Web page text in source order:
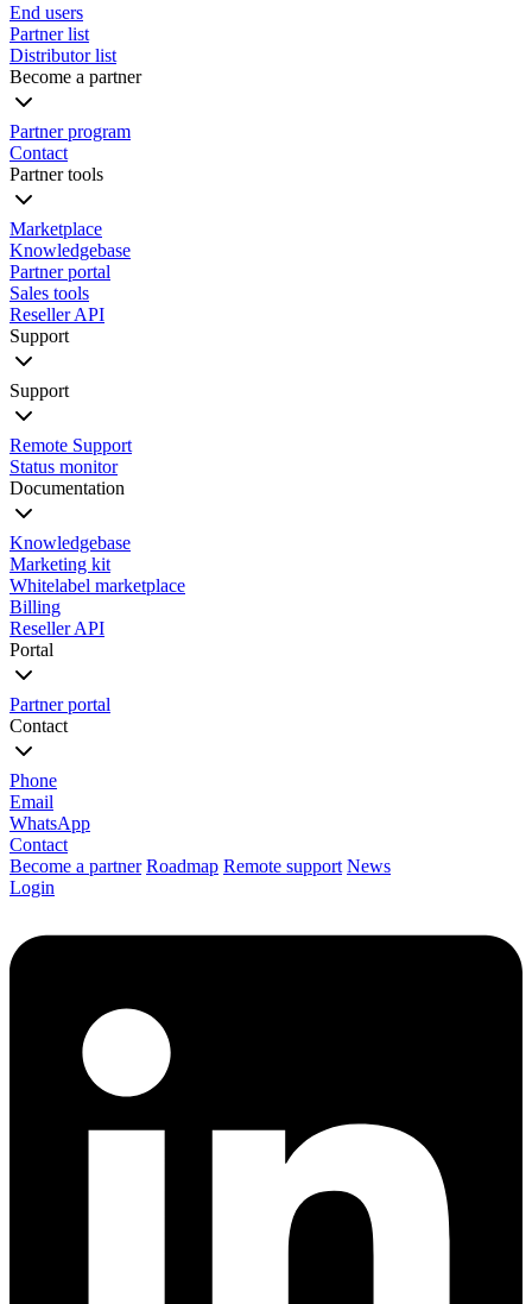
End users
Partner list
Distributor list
Become a partner
Partner program
Contact
Partner tools
Marketplace
Knowledgebase
Partner portal
Sales tools
Reseller API
Support
Support
Remote Support
Status monitor
Documentation
Knowledgebase
Marketing kit
Whitelabel marketplace
Billing
Reseller API
Portal
Partner portal
Contact
Phone
Email
WhatsApp
Contact
Become a partner Roadmap Remote support News
Login